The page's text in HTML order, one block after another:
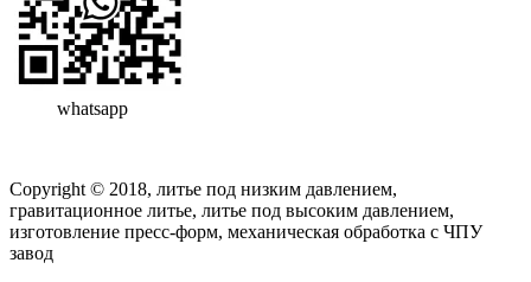
whatsapp
Copyright © 2018, литье под низким давлением,
гравитационное литье, литье под высоким давлением,
изготовление пресс-форм, механическая обработка с ЧПУ
завод